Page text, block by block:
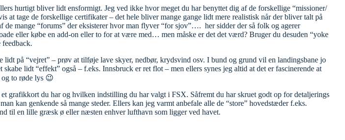
hurtigt bliver lidt ensformigt. Jeg ved ikke hvor meget du har benyttet dig af de forskellige “missioner/
at tage de forskellige certifikater – det hele bliver mange gange lidt mere realistisk når der bliver talt på
mange “forums” der eksisterer hvor man flyver “for sjov”…. her sidder der så folk og agerer
eller købe en add-on eller to for at være med… men måske er det det værd? Bruger du desuden “yoke
på “vejret” – prøv at tilføje lave skyer, nedbør, krydsvind osv. I bund og grund vil en landingsbane jo
lidt “effekt” også – f.eks. Innsbruck er ret flot – men ellers synes jeg altid at det er fascinerende at
to røde lys 😉
grafikkort du har og hvilken indstilling du har valgt i FSX. Såfremt du har skruet godt op for detaljerings
kan genkende så mange steder. Ellers kan jeg varmt anbefale alle de “store” hovedstæder f.eks.
til en lille græsk ø eller næsten enhver lufthavn som ligger ved havet.